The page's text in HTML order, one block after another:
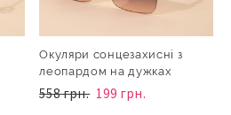
Окуляри сонцезахисні з
леопардом на дужках
558 грн. 199 грн.